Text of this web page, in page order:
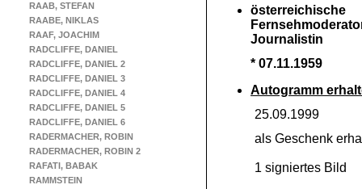
RAAB, STEFAN
RAABE, NIKLAS
RAAF, JOACHIM
RADCLIFFE, DANIEL
RADCLIFFE, DANIEL 2
RADCLIFFE, DANIEL 3
RADCLIFFE, DANIEL 4
RADCLIFFE, DANIEL 5
RADCLIFFE, DANIEL 6
RADERMACHER, ROBIN
RADERMACHER, ROBIN 2
RAFATI, BABAK
RAMMSTEIN
österreichische
Journalistin
* 07.11.1959
Autogramm
25.09.1999
als Geschenk
1 signiertes Bild